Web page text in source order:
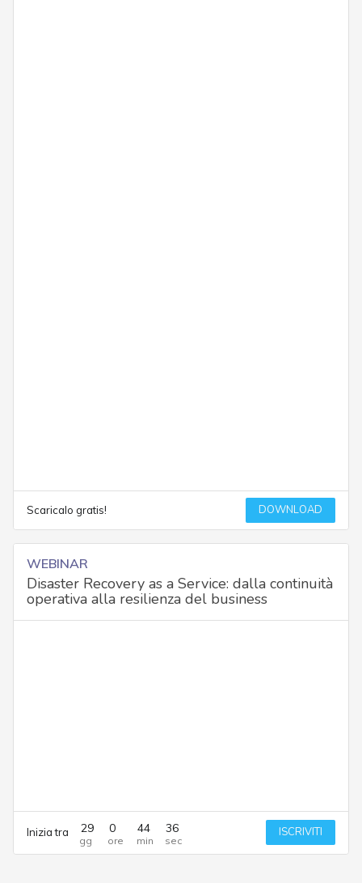
Scaricalo gratis! DOWNLOAD
WEBINAR
Disaster Recovery as a Service: dalla continuità
operativa alla resilienza del business
Inizia tra 29 0 44 36 ISCRIVITI